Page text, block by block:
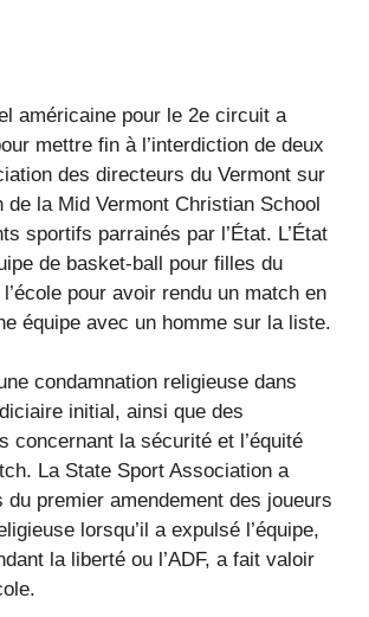
américaine pour le 2e circuit a
mettre fin à l’interdiction de deux
des directeurs du Vermont sur
de la Mid Vermont Christian School
sportifs parrainés par l’État. L’État
de basket-ball pour filles du
pour avoir rendu un match en
équipe avec un homme sur la liste.
condamnation religieuse dans
initial, ainsi que des
concernant la sécurité et l’équité
La State Sport Association a
premier amendement des joueurs
lorsqu’il a expulsé l’équipe,
la liberté ou l’ADF, a fait valoir